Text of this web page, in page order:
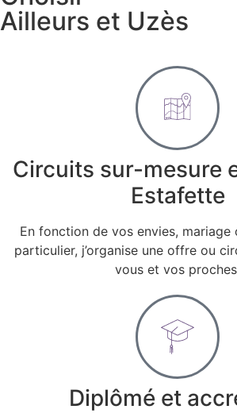
Ailleurs et Uzès
Circuits sur-mesure
Estafette
En fonction de vos envies, mariage
particulier, j’organise une offre ou
vous et vos
Diplômé et